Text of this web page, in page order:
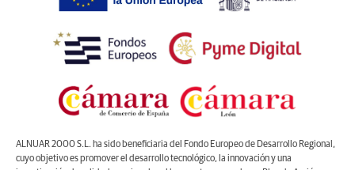
ALNUAR 2000 S.L. ha sido beneficiaria del Fondo Europeo de Desarrollo Regional,
cuyo objetivo es promover el desarrollo tecnológico, la innovación y una